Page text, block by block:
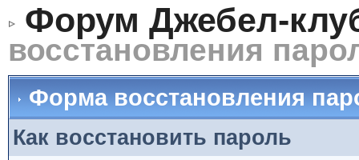
Форум Джебел-
восстановления
Форма восстановления
Как восстановить пароль